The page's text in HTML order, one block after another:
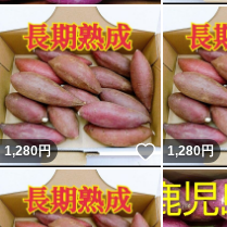
1,280円 いいね！
1,280円